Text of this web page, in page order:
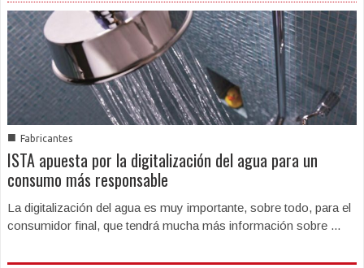
■ Fabricantes
ISTA apuesta por la digitalización del agua para un
consumo más responsable
La digitalización del agua es muy importante, sobre todo, para el
consumidor final, que tendrá mucha más información sobre ...